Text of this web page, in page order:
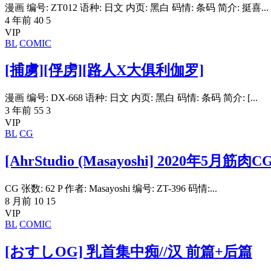
漫画 编号: ZT012 语种: 日文 内页: 黑白 码情: 条码 简介: 挺喜...
4 年前 40 5
VIP
BL COMIC
[捕虜][俘虏][路人X大俱利伽罗]
漫画 编号: DX-668 语种: 日文 内页: 黑白 码情: 条码 简介: [...
3 年前 55 3
VIP
BL CG
[AhrStudio (Masayoshi] 2020年5月筋肉
CG 张数: 62 P 作者: Masayoshi 编号: ZT-396 码情:...
8 月前 10 15
VIP
BL COMIC
[おすしOG] 乳首集中痴//汉 前篇+后篇